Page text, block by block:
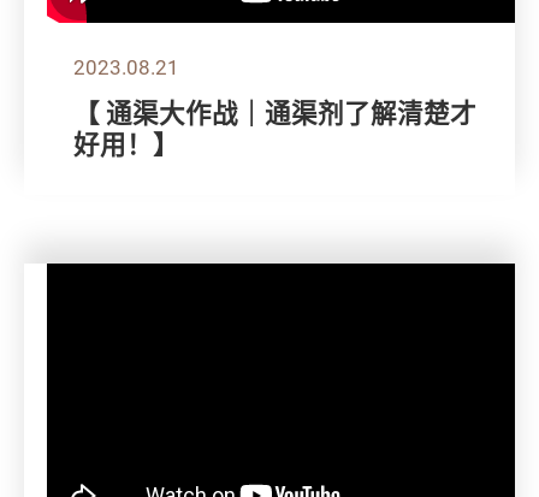
2023.08.21
【 通渠大作战｜通渠剂了解清楚才
好用！】